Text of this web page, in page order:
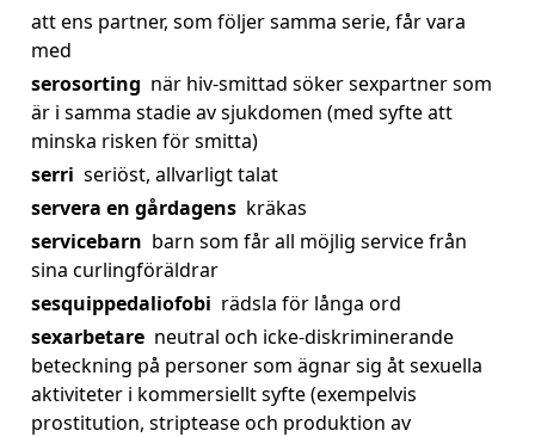
att ens partner, som följer samma serie, får vara
med
serosorting när hiv-smittad söker sexpartner som
är i samma stadie av sjukdomen (med syfte att
minska risken för smitta)
serri seriöst, allvarligt talat
servera en gårdagens kräkas
servicebarn barn som får all möjlig service från
sina curlingföräldrar
sesquippedaliofobi rädsla för långa ord
sexarbetare neutral och icke-diskriminerande
beteckning på personer som ägnar sig åt sexuella
aktiviteter i kommersiellt syfte (exempelvis
prostitution, striptease och produktion av